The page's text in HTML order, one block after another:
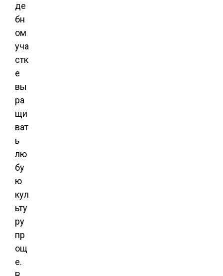
де
бн
ом
уча
стк
е
вы
ра
щи
ват
ь
лю
бу
ю
кул
ьту
ру
пр
ощ
е.